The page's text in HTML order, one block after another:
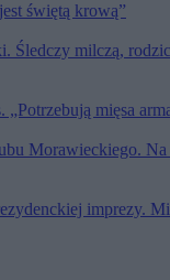
świętą krową”
Śledczy milczą,
mięsa
Morawieckiego.
imprezy.